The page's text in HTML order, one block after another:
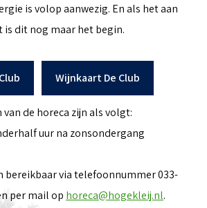
is volop aanwezig. En als het aan
is dit nog maar het begin.
Wijnkaart De Club
de horeca zijn als volgt:
uur na zonsondergang
bereikbaar via telefoonnummer 033-
per mail op horeca@hogekleij.nl.